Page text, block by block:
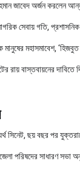
জাবেদ অর্জন করলেন
সেবায় গতি,
মানুষের মহাসমাবেশ, ‘হিজবুত
বাস্তবায়নের দাবিতে
সিনেট, ছয় বছর পর
পরিষদের সাধারণ সভা